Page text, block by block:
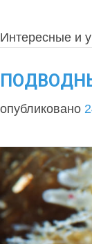
Интересные и
опубликовано